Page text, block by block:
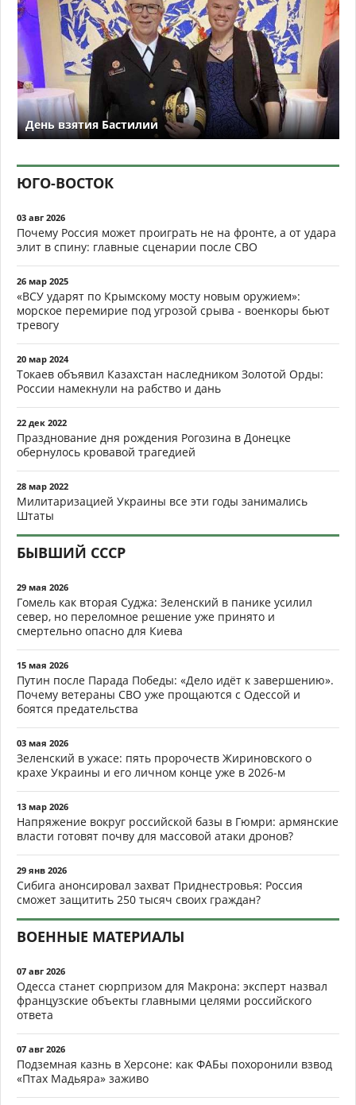
День взятия Бастилии
ЮГО-ВОСТОК
03 авг 2026
Почему Россия может проиграть не на фронте, а от удара
элит в спину: главные сценарии после СВО
26 мар 2025
«ВСУ ударят по Крымскому мосту новым оружием»:
морское перемирие под угрозой срыва - военкоры бьют
тревогу
20 мар 2024
Токаев объявил Казахстан наследником Золотой Орды:
России намекнули на рабство и дань
22 дек 2022
Празднование дня рождения Рогозина в Донецке
обернулось кровавой трагедией
28 мар 2022
Милитаризацией Украины все эти годы занимались
Штаты
БЫВШИЙ СССР
29 мая 2026
Гомель как вторая Суджа: Зеленский в панике усилил
север, но переломное решение уже принято и
смертельно опасно для Киева
15 мая 2026
Путин после Парада Победы: «Дело идёт к завершению».
Почему ветераны СВО уже прощаются с Одессой и
боятся предательства
03 мая 2026
Зеленский в ужасе: пять пророчеств Жириновского о
крахе Украины и его личном конце уже в 2026-м
13 мар 2026
Напряжение вокруг российской базы в Гюмри: армянские
власти готовят почву для массовой атаки дронов?
29 янв 2026
Сибига анонсировал захват Приднестровья: Россия
сможет защитить 250 тысяч своих граждан?
ВОЕННЫЕ МАТЕРИАЛЫ
07 авг 2026
Одесса станет сюрпризом для Макрона: эксперт назвал
французские объекты главными целями российского
ответа
07 авг 2026
Подземная казнь в Херсоне: как ФАБы похоронили взвод
«Птах Мадьяра» заживо